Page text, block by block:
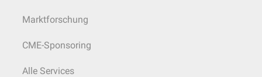
Marktforschung
CME-Sponsoring
Alle Services